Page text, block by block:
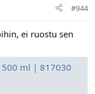
#944
ei ruostu sen
500 ml | 817030